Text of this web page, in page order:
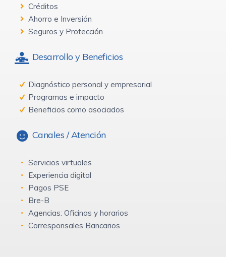
Créditos
Ahorro e Inversión
Seguros y Protección
Desarrollo y Beneficios
Diagnóstico personal y empresarial
Programas e impacto
Beneficios como asociados
Canales / Atención
Servicios virtuales
Experiencia digital
Pagos PSE
Bre-B
Agencias: Oficinas y horarios
Corresponsales Bancarios